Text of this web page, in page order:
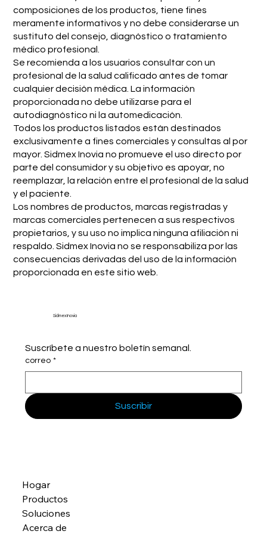
composiciones de los productos, tiene fines
meramente informativos y no debe considerarse un
sustituto del consejo, diagnóstico o tratamiento
médico profesional.
Se recomienda a los usuarios consultar con un
profesional de la salud calificado antes de tomar
cualquier decisión médica. La información
proporcionada no debe utilizarse para el
autodiagnóstico ni la automedicación.
Todos los productos listados están destinados
exclusivamente a fines comerciales y consultas al por
mayor. Sidmex Inovia no promueve el uso directo por
parte del consumidor y su objetivo es apoyar, no
reemplazar, la relación entre el profesional de la salud
y el paciente.
Los nombres de productos, marcas registradas y
marcas comerciales pertenecen a sus respectivos
propietarios, y su uso no implica ninguna afiliación ni
respaldo. Sidmex Inovia no se responsabiliza por las
consecuencias derivadas del uso de la información
proporcionada en este sitio web.
Sidmex Inovia
Suscríbete a nuestro boletín semanal.
correo *
Suscribir
Hogar
Productos
Soluciones
Acerca de